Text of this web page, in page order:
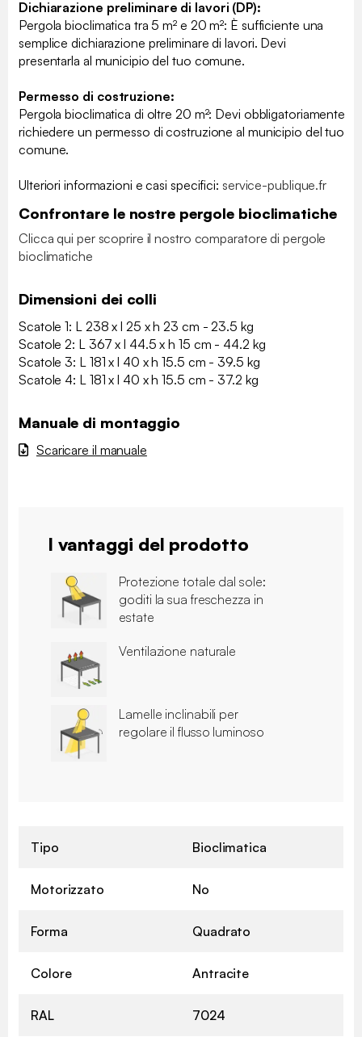
Dichiarazione preliminare di lavori (DP):
Pergola bioclimatica tra 5 m² e 20 m²: È sufficiente una
semplice dichiarazione preliminare di lavori. Devi
presentarla al municipio del tuo comune.
Permesso di costruzione:
Pergola bioclimatica di oltre 20 m²: Devi obbligatoriamente
richiedere un permesso di costruzione al municipio del tuo
comune.
Ulteriori informazioni e casi specifici: ​ service-publique.fr
Confrontare le nostre pergole bioclimatiche
Clicca qui per scoprire il nostro comparatore di pergole
bioclimatiche
Dimensioni dei colli
Scatole 1: L 238 x l 25 x h 23 cm - 23.5 kg
Scatole 2: L 367 x l 44.5 x h 15 cm - 44.2 kg
Scatole 3: L 181 x l 40 x h 15.5 cm - 39.5 kg
Scatole 4: L 181 x l 40 x h 15.5 cm - 37.2 kg
Manuale di montaggio
Scaricare il manuale
I vantaggi del prodotto
Protezione totale dal sole:
goditi la sua freschezza in
estate
Ventilazione naturale
Lamelle inclinabili per
regolare il flusso luminoso
Tipo Bioclimatica
Motorizzato No
Forma Quadrato
Colore Antracite
RAL 7024